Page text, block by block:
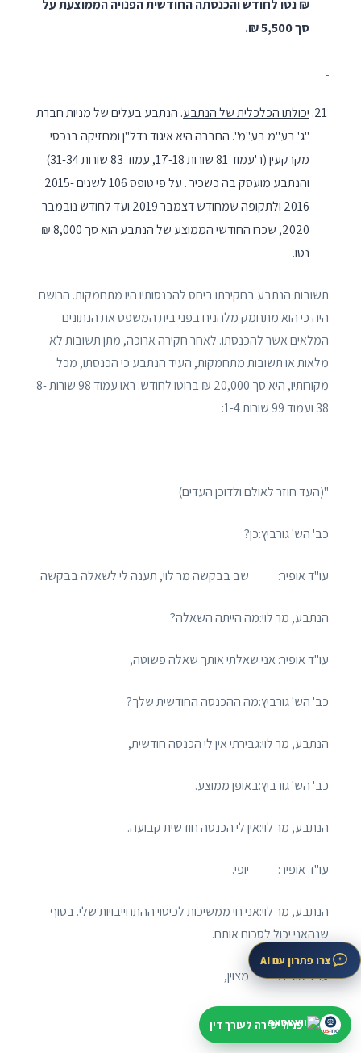
₪ נטו לחודש והכנסתה החודשית הפנויה הממוצעת על
סך 5,500 ₪.
יכולתו הכלכלית של הנתבע. הנתבע בעלים של מניות חברת
"ג' בע"מ בע"מ". החברה היא איגוד נדל"ן ומחזיקה בנכסי
מקרקעין (ר'עמוד 81 שורות 17-18, עמוד 83 שורות 31-34)
והנתבע מועסק בה כשכיר . על פי טופס 106 לשנים 2015-
2016 ולתקופה שמחודש דצמבר 2019 ועד לחודש נובמבר
2020, שכרו החודשי הממוצע של הנתבע הוא סך 8,000 ₪
נטו.
תשובות הנתבע בחקירתו ביחס להכנסותיו היו מתחמקות. הרושם
היה כי הוא מתחמק מלהניח בפני בית המשפט את הנתונים
המלאים אשר להכנסתו. לאחר חקירה ארוכה, מתן תשובות לא
מלאות או תשובות מתחמקות, העיד הנתבע כי הכנסתו, מכל
מקורותיו, היא סך 20,000 ₪ ברוטו לחודש. ראו עמוד 98 שורות 8-
38 ועמוד 99 שורות 1-4:
"(העד חוזר לאולם ולדוכן העדים)
כב' הש' גורביץ:כן?
עו"ד אופיר: שב בבקשה מר לוי, תענה לי לשאלה בבקשה.
הנתבע, מר לוי:מה הייתה השאלה?
עו"ד אופיר: אני שאלתי אותך שאלה פשוטה,
כב' הש' גורביץ:מה ההכנסה החודשית שלך?
הנתבע, מר לוי:גבירתי אין לי הכנסה חודשית,
כב' הש' גורביץ:באופן ממוצע.
הנתבע, מר לוי:אין לי הכנסה חודשית קבועה.
עו"ד אופיר: יופי.
הנתבע, מר לוי:אני חי ממשיכות לכיסוי ההתחייבויות שלי. בסוף
שנהאני יכול לסכום אותם.
עו"ד אופיר: מצוין,
כב' הש' גורביץ: טוב.
צרו פתרון עם AI
פניה ישירה לעורך דין